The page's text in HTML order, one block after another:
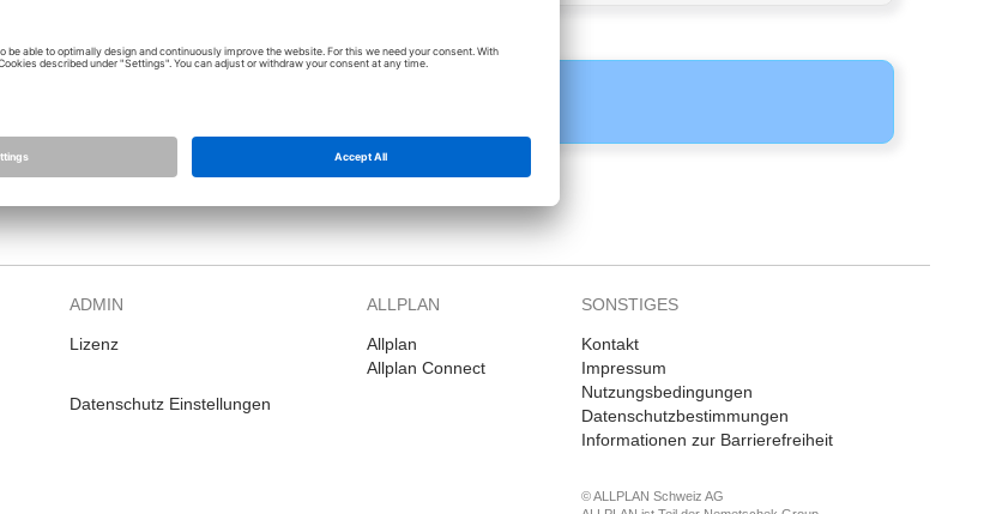
ADMIN
Lizenz
Datenschutz Einstellungen
ALLPLAN
Allplan
Allplan Connect
SONSTIGES
Kontakt
Impressum
Nutzungsbedingungen
Datenschutzbestimmungen
Informationen zur Barrierefreiheit
© ALLPLAN Schweiz AG